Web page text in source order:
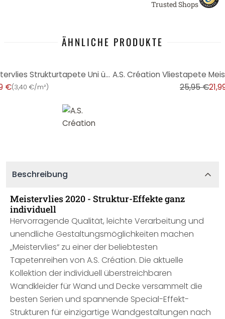
Trusted Shops
ÄHNLICHE PRODUKTE
A.S. Création Vliestapete Meistervlies Strukturtapete Uni überstreichbar weiß
€(3,40 €/m²) 25,95 €
Beschreibung
Meistervlies 2020 - Struktur-Effekte ganz
individuell
Hervorragende Qualität, leichte Verarbeitung und
unendliche Gestaltungsmöglichkeiten machen
„Meistervlies“ zu einer der beliebtesten
Tapetenreihen von A.S. Création. Die aktuelle
Kollektion der individuell überstreichbaren
Wandkleider für Wand und Decke versammelt die
besten Serien und spannende Special-Effekt-
Strukturen für einzigartige Wandgestaltungen nach